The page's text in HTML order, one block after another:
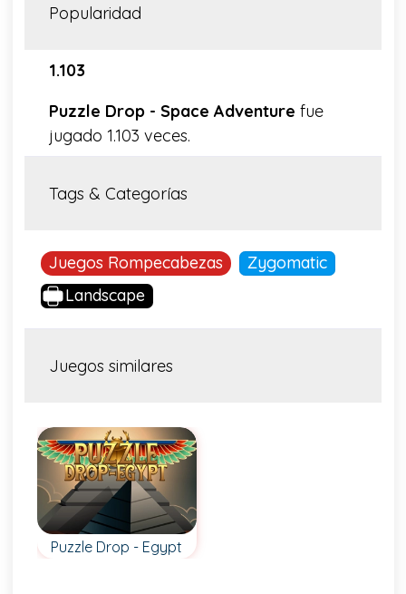
Popularidad
1.103
Puzzle Drop - Space Adventure fue
jugado 1.103 veces.
Tags & Categorías
Juegos Rompecabezas
Zygomatic
Landscape
Juegos similares
Puzzle Drop - Egypt